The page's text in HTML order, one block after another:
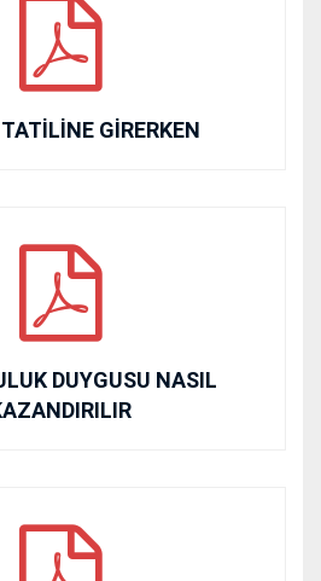
GİRERKEN
DUYGUSU NASIL